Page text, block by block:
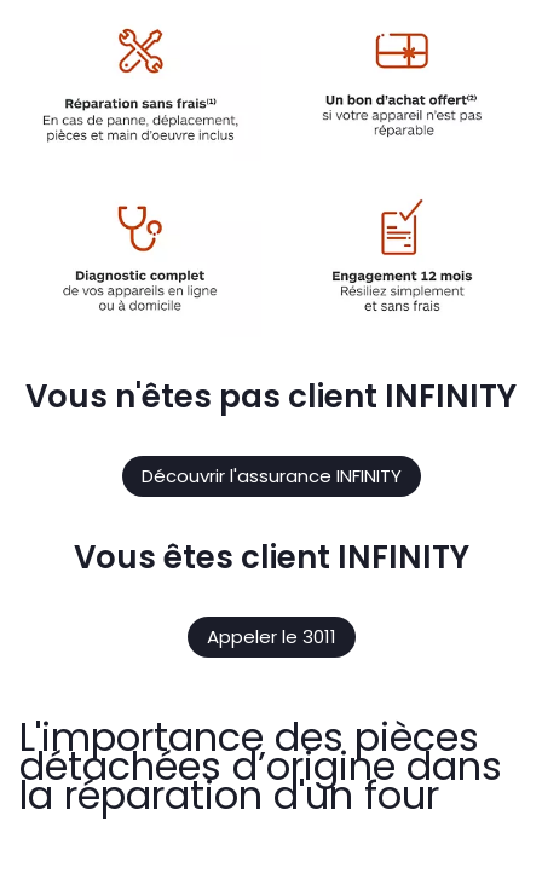
Vous n'êtes pas client INFINITY
Découvrir l'assurance INFINITY
Vous êtes client INFINITY
Appeler le 3011
L'importance des pièces
détachées d’origine dans
la réparation d'un four